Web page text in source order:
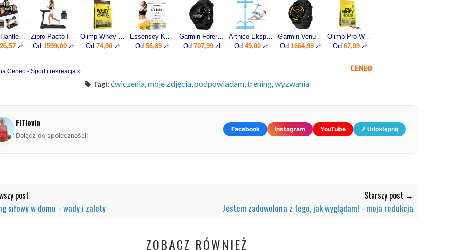
Rebel Hantle Żeliwne Regulowane Zestaw 2X5Kg Automatyczne Skok Co 1Kg
zł
Zipro Pacto Iconsole+ Bluetooth 5221
Od 1599,00 zł
Olimp Whey Protein Complex 600g
Od 74,90 zł
Essensey Kolagen Forte 12500 mg 400g
Od 56,89 zł
Garmin Forerunner 55 Czarny (0100256210)
Od 707,99zł
Artnico Ekspander Do Ćwiczeń Z Pedałami Gumy Oporowe Trening Nóg Brzucha Błekitny
Od 49,00 zł
Garmin Venu 3 45mm Grafitowy (0100-2784-01)
Od 1664,99 zł
Olimp Pro Whey Shake 700g
Od 67,99 zł
Ceneo - Sport i rekreacja »
Tagi: ćwiczenia,moje zdjęcia,podpowiadam,trening,wyzwania
FITlovin
Dołącz do społeczności!
Facebook Instagram YouTube ↗ Udostępnij
post
siłowy w domu - wady i zalety
Starszy post →
Jestem zadowolona z tego, jak wyglądam! - moja redukcja
ZOBACZ RÓWNIEŻ